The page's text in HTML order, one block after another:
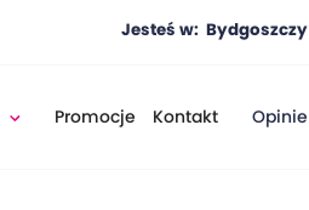
Jesteś w: Bydgoszczy
Promocje Kontakt Opinie